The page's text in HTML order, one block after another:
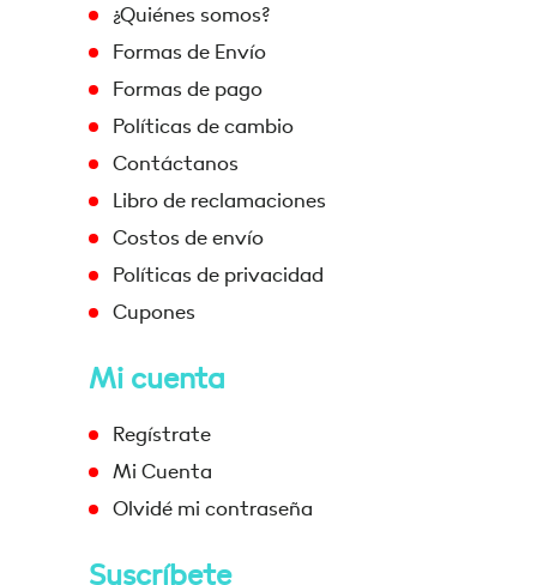
¿Quiénes somos?
Formas de Envío
Formas de pago
Políticas de cambio
Contáctanos
Libro de reclamaciones
Costos de envío
Políticas de privacidad
Cupones
Mi cuenta
Regístrate
Mi Cuenta
Olvidé mi contraseña
Suscríbete